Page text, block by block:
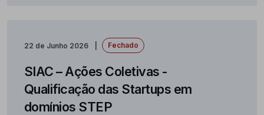
22 de Junho 2026 Fechado
SIAC – Ações Coletivas -
Qualificação das Startups em
domínios STEP